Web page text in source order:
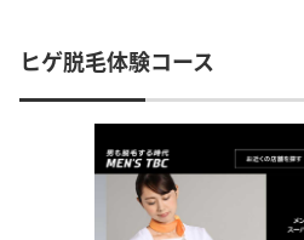
ヒゲ脱毛体験コース